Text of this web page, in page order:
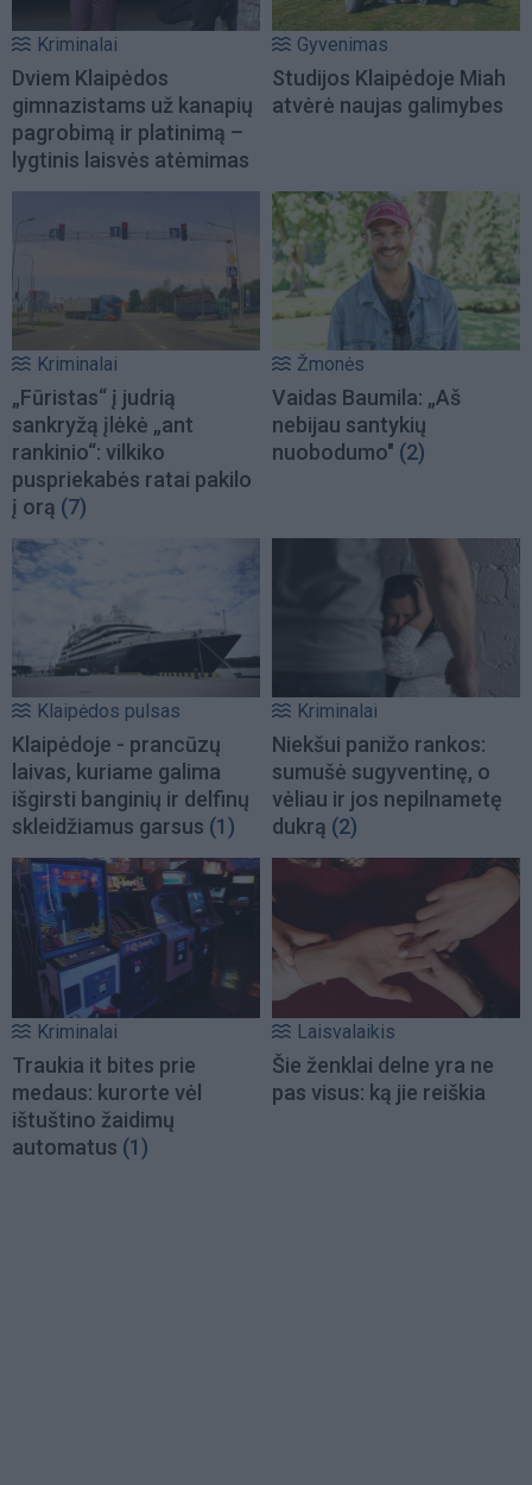
Kriminalai
Dviem Klaipėdos
gimnazistams už kanapių
pagrobimą ir platinimą –
lygtinis laisvės atėmimas
Gyvenimas
Studijos Klaipėdoje Miah
atvėrė naujas galimybes
Kriminalai
„Fūristas“ į judrią
sankryžą įlėkė „ant
rankinio“: vilkiko
puspriekabės ratai pakilo
į orą (7)
Žmonės
Vaidas Baumila: „Aš
nebijau santykių
nuobodumo" (2)
Klaipėdos pulsas
Klaipėdoje - prancūzų
laivas, kuriame galima
išgirsti banginių ir delfinų
skleidžiamus garsus (1)
Kriminalai
Niekšui panižo rankos:
sumušė sugyventinę, o
vėliau ir jos nepilnametę
dukrą (2)
Kriminalai
Traukia it bites prie
medaus: kurorte vėl
ištuštino žaidimų
automatus (1)
Laisvalaikis
Šie ženklai delne yra ne
pas visus: ką jie reiškia